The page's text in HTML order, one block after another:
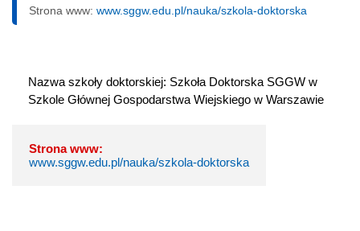
Strona www: www.sggw.edu.pl/nauka/szkola-doktorska
Nazwa szkoły doktorskiej: Szkoła Doktorska SGGW w
Szkole Głównej Gospodarstwa Wiejskiego w Warszawie
Strona www:
www.sggw.edu.pl/nauka/szkola-doktorska